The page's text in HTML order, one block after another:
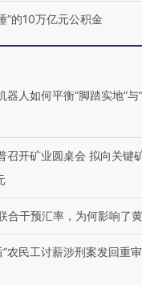
视线｜被称为“蟑螂”的印
”的10万亿元公积金
器人如何平衡“脚踏实地”与
召开矿业圆桌会 拟向关键
合干预汇率，为何影响了
”农民工讨薪涉刑案发回重